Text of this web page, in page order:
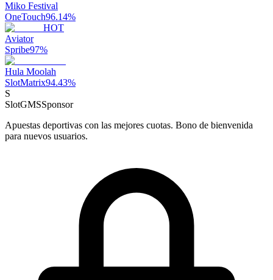
Miko Festival
OneTouch96.14%
HOT
Aviator
Spribe97%
Hula Moolah
SlotMatrix94.43%
S
SlotGMSSponsor
Apuestas deportivas con las mejores cuotas. Bono de bienvenida
para nuevos usuarios.